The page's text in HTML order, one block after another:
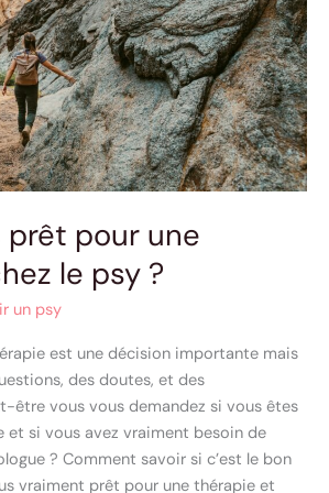
pour une
le psy ?
un psy
est une décision importante mais
des doutes, et des
être vous vous demandez si vous êtes
et si vous avez vraiment besoin de
? Comment savoir si c’est le bon
vraiment prêt pour une thérapie et